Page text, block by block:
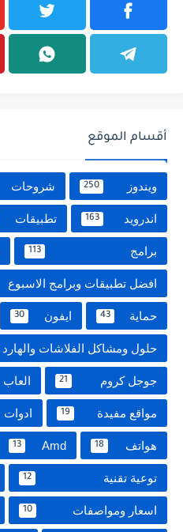
أقسام الموقع
ويندوز 250 شروحات
اندرويد 163 تطبيقات
برامج 113
افضل تطبيقات وبرامج الاسبوع
حماية 43 ايفون 30
حلول ومشاكل الفلاشات والهارد USB
جوجل كروم 21 العاب
مواقع مفيدة 19 ادوات
هواتف 18
Amd
13
توعية تقنية 12
اسعار ومواصفات 10